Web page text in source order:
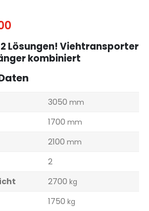
2 Lösungen! Viehtransporter
kombiniert
3050 mm
1700 mm
2100 mm
2
2700 kg
1750 kg